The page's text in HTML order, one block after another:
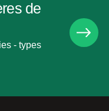
de
- types